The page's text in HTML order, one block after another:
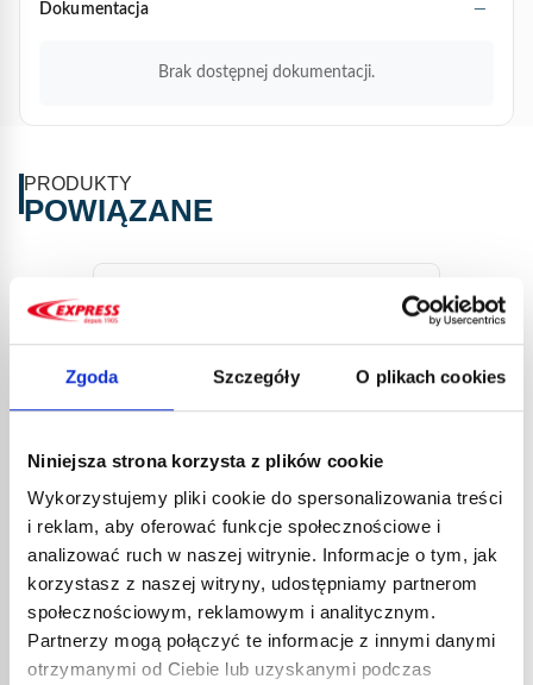
Zgoda Szczegóły O plikach cookies
Niniejsza strona korzysta z plików cookie
Wykorzystujemy pliki cookie do spersonalizowania treści
i reklam, aby oferować funkcje społecznościowe i
analizować ruch w naszej witrynie. Informacje o tym, jak
korzystasz z naszej witryny, udostępniamy partnerom
społecznościowym, reklamowym i analitycznym.
Partnerzy mogą połączyć te informacje z innymi danymi
otrzymanymi od Ciebie lub uzyskanymi podczas
Dokumentacja
Brak dostępnej dokumentacji.
PRODUKTY
POWIĄZANE
SREBRNE PRĘTY DO LUTOWANIA
NR KAT. GE205C